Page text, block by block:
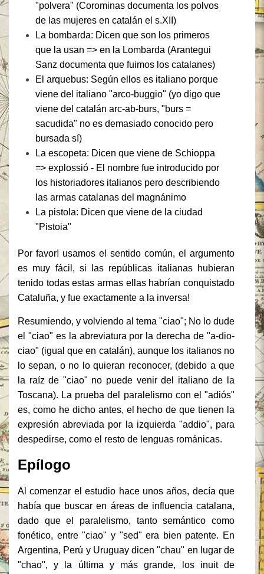
"polvera" (Corominas documenta los polvos
de las mujeres en catalán el s.XII)
La bombarda: Dicen que son los primeros
que la usan => en la Lombarda (Arantegui
Sanz documenta que fuimos los catalanes)
El arquebus: Según ellos es italiano porque
viene del italiano "arco-buggio" (yo digo que
viene del catalán arc-ab-burs, "burs =
sacudida" no es demasiado conocido pero
bursada sí)
La escopeta: Dicen que viene de Schioppa
=> explossió - El nombre fue introducido por
los historiadores italianos pero describiendo
las armas catalanas del magnánimo
La pistola: Dicen que viene de la ciudad
"Pistoia"
Por favor! usamos el sentido común, el argumento
es muy fácil, si las repúblicas italianas hubieran
tenido todas estas armas ellas habrían conquistado
Cataluña, y fue exactamente a la inversa!
Resumiendo, y volviendo al tema "ciao"; No lo dude
el "ciao" es la abreviatura por la derecha de "a-dio-
ciao" (igual que en catalán), aunque los italianos no
lo sepan, o no lo quieran reconocer, (debido a que
la raíz de "ciao" no puede venir del italiano de la
Toscana). La prueba del paralelismo con el "adiós"
es, como he dicho antes, el hecho de que tienen la
expresión abreviada por la izquierda "addio", para
despedirse, como el resto de lenguas románicas.
Epílogo
Al comenzar el estudio hace unos años, decía que
había que buscar en áreas de influencia catalana,
dado que el paralelismo, tanto semántico como
fonético, entre "ciao" y "sed" era bien patente. En
Argentina, Perú y Uruguay dicen "chau" en lugar de
"chao", y la última y más grande, los inuit de